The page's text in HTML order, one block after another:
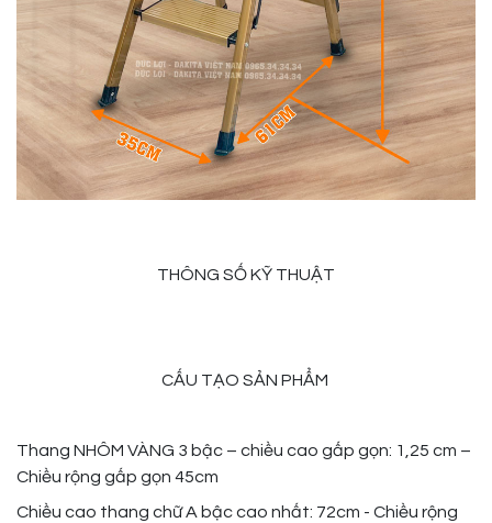
THÔNG SỐ KỸ THUẬT
CẤU TẠO SẢN PHẨM
Thang NHÔM VÀNG 3 bậc – chiều cao gấp gọn: 1,25 cm –
Chiều rộng gấp gọn 45cm
Chiều cao thang chữ A bậc cao nhất: 72cm - Chiều rộng